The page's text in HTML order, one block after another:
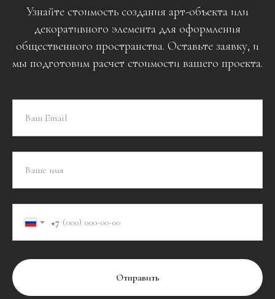
Узнайте стоимость создания арт-объекта или
декоративного элемента для оформления
общественного пространства. Оставьте заявку, и
мы подготовим расчет стоимости вашего проекта.
+7
Отправить